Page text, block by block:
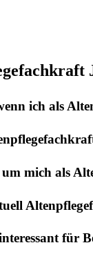
ich als
mich als
für